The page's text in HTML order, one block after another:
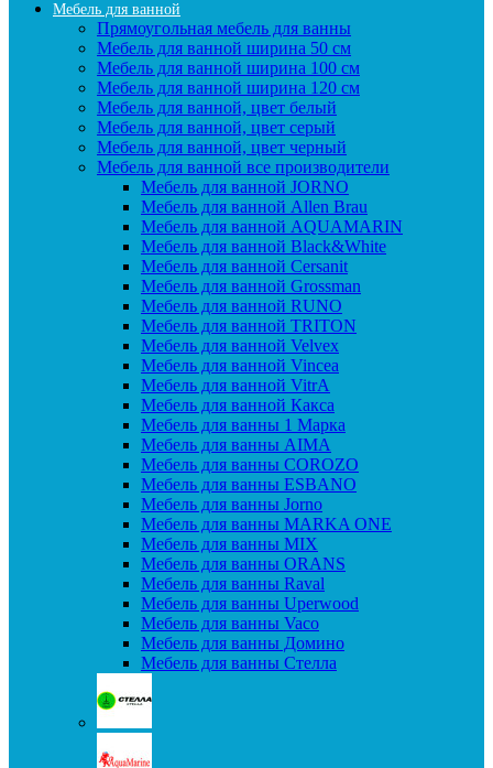
Мебель для ванной
Прямоугольная мебель для ванны
Мебель для ванной ширина 50 см
Мебель для ванной ширина 100 см
Мебель для ванной ширина 120 см
Мебель для ванной, цвет белый
Мебель для ванной, цвет серый
Мебель для ванной, цвет черный
Мебель для ванной все производители
Мебель для ванной JORNO
Мебель для ванной Allen Brau
Мебель для ванной AQUAMARIN
Мебель для ванной Black&White
Мебель для ванной Cersanit
Мебель для ванной Grossman
Мебель для ванной RUNO
Мебель для ванной TRITON
Мебель для ванной Velvex
Мебель для ванной Vincea
Мебель для ванной VitrA
Мебель для ванной Какса
Мебель для ванны 1 Марка
Мебель для ванны AIMA
Мебель для ванны COROZO
Мебель для ванны ESBANO
Мебель для ванны Jorno
Мебель для ванны MARKA ONE
Мебель для ванны MIX
Мебель для ванны ORANS
Мебель для ванны Raval
Мебель для ванны Uperwood
Мебель для ванны Vaco
Мебель для ванны Домино
Мебель для ванны Стелла